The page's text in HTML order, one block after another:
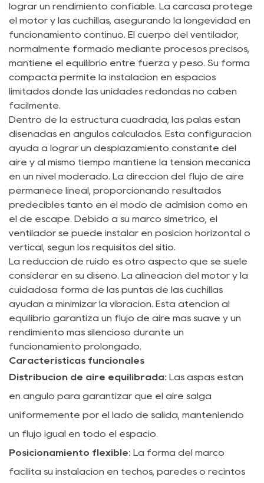
lograr un rendimiento confiable. La carcasa protege
el motor y las cuchillas, asegurando la longevidad en
funcionamiento continuo. El cuerpo del ventilador,
normalmente formado mediante procesos precisos,
mantiene el equilibrio entre fuerza y ​​peso. Su forma
compacta permite la instalación en espacios
limitados donde las unidades redondas no caben
fácilmente.
Dentro de la estructura cuadrada, las palas están
diseñadas en ángulos calculados. Esta configuración
ayuda a lograr un desplazamiento constante del
aire y al mismo tiempo mantiene la tensión mecánica
en un nivel moderado. La dirección del flujo de aire
permanece lineal, proporcionando resultados
predecibles tanto en el modo de admisión como en
el de escape. Debido a su marco simétrico, el
ventilador se puede instalar en posición horizontal o
vertical, según los requisitos del sitio.
La reducción de ruido es otro aspecto que se suele
considerar en su diseño. La alineación del motor y la
cuidadosa forma de las puntas de las cuchillas
ayudan a minimizar la vibración. Esta atención al
equilibrio garantiza un flujo de aire más suave y un
rendimiento más silencioso durante un
funcionamiento prolongado.
Características funcionales
Distribución de aire equilibrada: Las aspas están
en ángulo para garantizar que el aire salga
uniformemente por el lado de salida, manteniendo
un flujo igual en todo el espacio.
Posicionamiento flexible: La forma del marco
facilita su instalación en techos, paredes o recintos